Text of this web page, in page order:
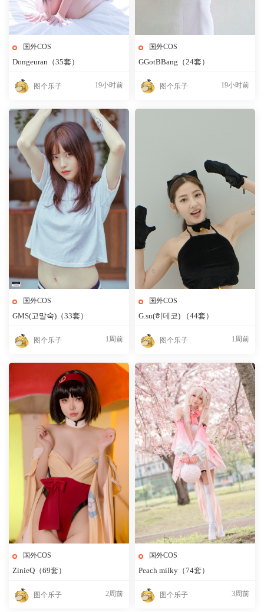
国外COS
Dongeuran（35套）
图个乐子 19小时前
国外COS
GGotBBang（24套）
图个乐子 19小时前
国外COS
GMS(고말숙)（33套）
图个乐子 1周前
国外COS
G.su(히데코) （44套）
图个乐子 1周前
国外COS
ZinieQ（69套）
图个乐子 2周前
国外COS
Peach milky（74套）
图个乐子 3周前